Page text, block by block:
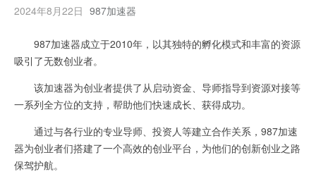
2024年8月22日 987加速器
987加速器成立于2010年，以其独特的孵化模式和丰富的资源
吸引了无数创业者。
该加速器为创业者提供了从启动资金、导师指导到资源对接等
一系列全方位的支持，帮助他们快速成长、获得成功。
通过与各行业的专业导师、投资人等建立合作关系，987加速
器为创业者们搭建了一个高效的创业平台，为他们的创新创业之路
保驾护航。